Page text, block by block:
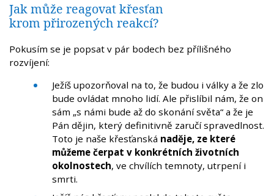
Jak může reagovat křesťan
krom přirozených reakcí?
Pokusím se je popsat v pár bodech bez přílišného
rozvíjení:
Ježíš upozorňoval na to, že budou i války a že zlo
bude ovládat mnoho lidí. Ale přislíbil nám, že on
sám „s námi bude až do skonání světa“ a že je
Pán dějin, který definitivně zaručí spravedlnost.
Toto je naše křesťanská naděje, ze které
můžeme čerpat v konkrétních životních
okolnostech, ve chvílích temnoty, utrpení i
smrti.